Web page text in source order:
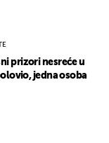
prizori nesreće u
jedna osoba